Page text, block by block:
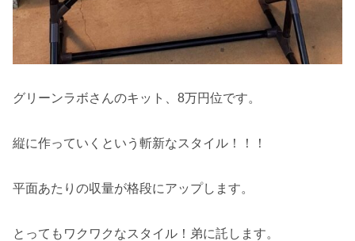
グリーンラボさんのキット、8万円位です。
縦に作っていくという斬新なスタイル！！！
平面あたりの収量が格段にアップします。
とってもワクワクなスタイル！弟に託します。